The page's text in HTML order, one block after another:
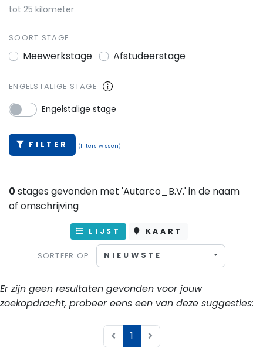
tot 25 kilometer
SOORT STAGE
Meewerkstage Afstudeerstage
ENGELSTALIGE STAGE
Engelstalige stage
FILTER (filters wissen)
0 stages gevonden met 'Autarco_B.V.' in de naam
of omschrijving
LIJST KAART
SORTEER OP NIEUWSTE
Er zijn geen resultaten gevonden voor jouw
zoekopdracht, probeer eens een van deze suggesties:
1